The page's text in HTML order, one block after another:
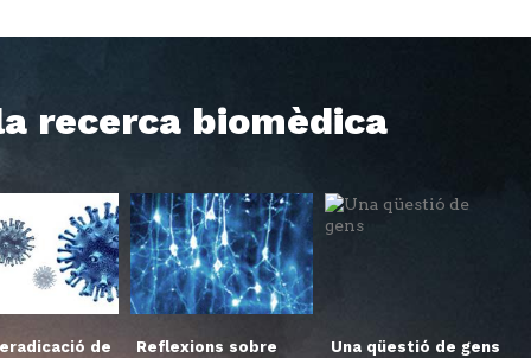
recerca biomèdica
de
Reflexions sobre
Una qüestió de gens